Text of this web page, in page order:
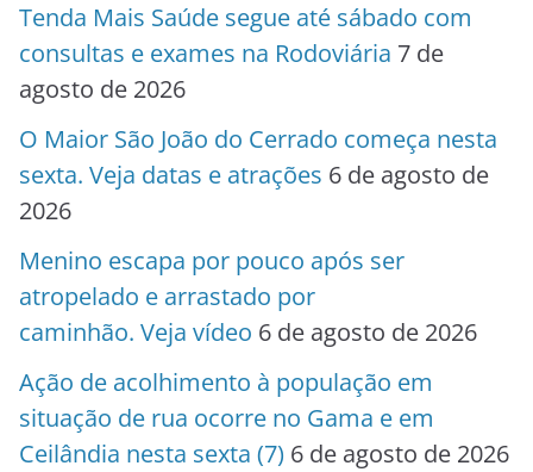
Tenda Mais Saúde segue até sábado com
consultas e exames na Rodoviária 7 de
agosto de 2026
O Maior São João do Cerrado começa nesta
sexta. Veja datas e atrações 6 de agosto de
2026
Menino escapa por pouco após ser
atropelado e arrastado por
caminhão. Veja vídeo 6 de agosto de 2026
Ação de acolhimento à população em
situação de rua ocorre no Gama e em
Ceilândia nesta sexta (7) 6 de agosto de 2026